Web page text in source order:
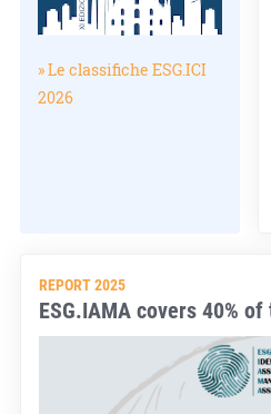
» Le classifiche ESG.ICI
2026
REPORT 2025
ESG.IAMA covers 40%